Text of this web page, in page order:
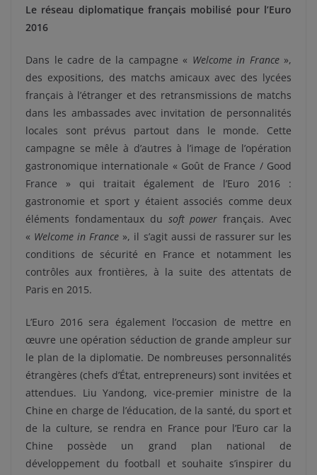
Le réseau diplomatique français mobilisé pour l’Euro
2016
Dans le cadre de la campagne « Welcome in France »,
des expositions, des matchs amicaux avec des lycées
français à l’étranger et des retransmissions de matchs
dans les ambassades avec invitation de personnalités
locales sont prévus partout dans le monde. Cette
campagne se mêle à d’autres à l’image de l’opération
gastronomique internationale « Goût de France / Good
France » qui traitait également de l’Euro 2016 :
gastronomie et sport y étaient associés comme deux
éléments fondamentaux du soft power français. Avec
« Welcome in France », il s’agit aussi de rassurer sur les
conditions de sécurité en France et notamment les
contrôles aux frontières, à la suite des attentats de
Paris en 2015.
L’Euro 2016 sera également l’occasion de mettre en
œuvre une opération séduction de grande ampleur sur
le plan de la diplomatie. De nombreuses personnalités
étrangères (chefs d’État, entrepreneurs) sont invitées et
attendues. Liu Yandong, vice-premier ministre de la
Chine en charge de l’éducation, de la santé, du sport et
de la culture, se rendra en France pour l’Euro car la
Chine possède un grand plan national de
développement du football et souhaite s’inspirer du